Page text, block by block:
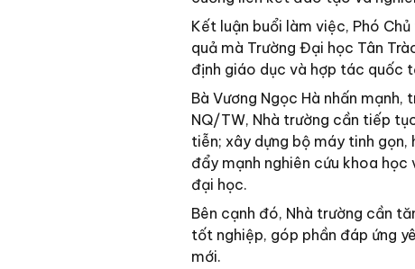
Kết luận buổi làm việc, Phó
quả mà Trường Đại học Tân
định giáo dục và hợp tác quốc
Bà Vương Ngọc Hà nhấn
NQ/TW, Nhà trường cần tiếp
tiễn; xây dựng bộ máy tinh
đẩy mạnh nghiên cứu khoa
đại học.
Bên cạnh đó, Nhà trường cần
tốt nghiệp, góp phần đáp ứng
mới.